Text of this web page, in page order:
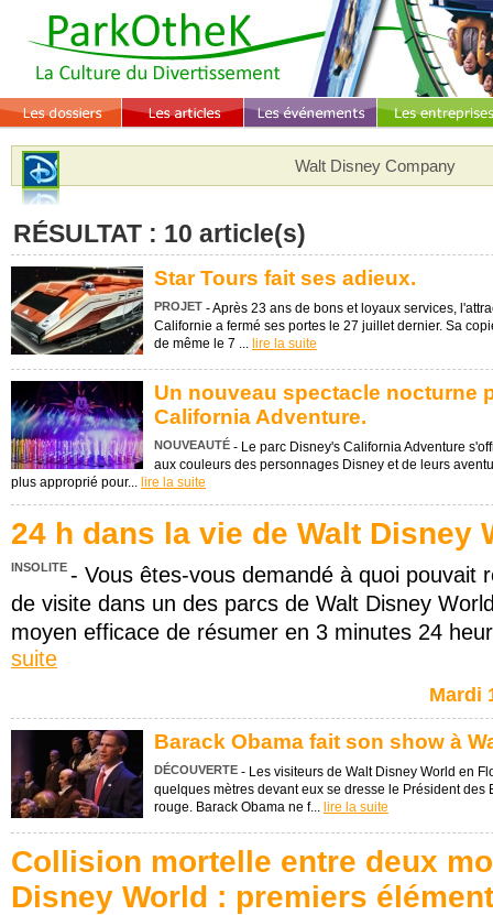
Walt Disney Company
RÉSULTAT : 10 article(s)
Star Tours fait ses adieux.
PROJET - Après 23 ans de bons et loyaux services,
Californie a fermé ses portes le 27 juillet dernier. Sa
de même le 7 ... lire la suite
Un nouveau spectacle nocturne
California Adventure.
NOUVEAUTÉ - Le parc Disney's California Adventure
aux couleurs des personnages Disney et de leurs
plus approprié pour... lire la suite
24 h dans la vie de Walt Disney
INSOLITE - Vous êtes-vous demandé à quoi pouvait
de visite dans un des parcs de Walt Disney
moyen efficace de résumer en 3 minutes 24
suite
Mardi
Barack Obama fait son show à
DÉCOUVERTE - Les visiteurs de Walt Disney World en
quelques mètres devant eux se dresse le Président des
rouge. Barack Obama ne f... lire la suite
Collision mortelle entre deux
Disney World : premiers